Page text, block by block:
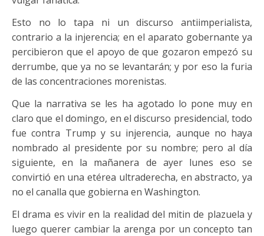
Esto no lo tapa ni un discurso antiimperialista,
contrario a la injerencia; en el aparato gobernante ya
percibieron que el apoyo de que gozaron empezó su
derrumbe, que ya no se levantarán; y por eso la furia
de las concentraciones morenistas.
Que la narrativa se les ha agotado lo pone muy en
claro que el domingo, en el discurso presidencial, todo
fue contra Trump y su injerencia, aunque no haya
nombrado al presidente por su nombre; pero al día
siguiente, en la mañanera de ayer lunes eso se
convirtió en una etérea ultraderecha, en abstracto, ya
no el canalla que gobierna en Washington.
El drama es vivir en la realidad del mitin de plazuela y
luego querer cambiar la arenga por un concepto tan